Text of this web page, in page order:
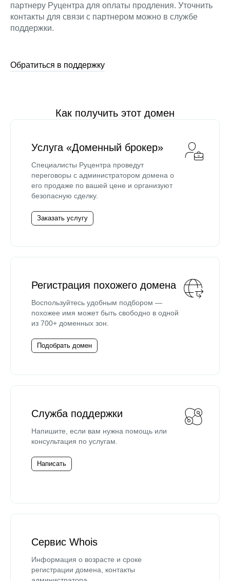
партнеру Руцентра для оплаты продления. Уточнить
контакты для связи с партнером можно в службе
поддержки.
Обратиться в поддержку
Как получить этот домен
Услуга «Доменный брокер»
Специалисты Руцентра проведут
переговоры с администратором домена о
его продаже по вашей цене и организуют
безопасную сделку.
Заказать услугу
Регистрация похожего домена
Воспользуйтесь удобным подбором —
похожее имя может быть свободно в одной
из 700+ доменных зон.
Подобрать домен
Служба поддержки
Напишите, если вам нужна помощь или
консультация по услугам.
Написать
Сервис Whois
Информация о возрасте и сроке
регистрации домена, контакты